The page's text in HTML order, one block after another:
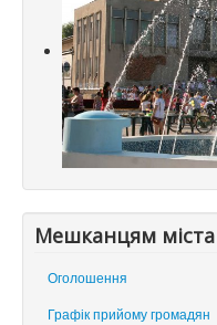
Мешканцям міста
Оголошення
Графік прийому громадян